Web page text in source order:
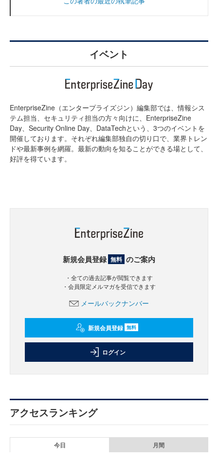
イベント
EnterpriseZine（エンタープライズジン）編集部では、情報シス
テム担当、セキュリティ担当の方々向けに、EnterpriseZine
Day、Security Online Day、DataTechという、3つのイベントを
開催しております。それぞれ編集部独自の切り口で、業界トレン
ドや最新事例を網羅。最新の動向を知ることができる場として、
好評を得ています。
新規会員登録 無料 のご案内
・全ての過去記事が閲覧できます
・会員限定メルマガを受信できます
メールバックナンバー
新規会員登録 無料
ログイン
アクセスランキング
今日 月間